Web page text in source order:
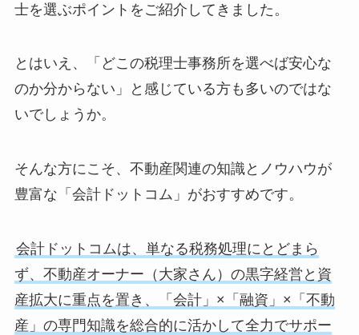
士を選ぶポイントをご紹介してきました。
とはいえ、「どこの税理士事務所を選べば安心な
のか分からない」と感じている方も多いのではな
いでしょうか。
そんな方にこそ、不動産関連の知識とノウハウが
豊富な「会計ドットコム」がおすすめです。
会計ドットコムは、単なる税務処理にとどまら
ず、不動産オーナー（大家さん）の黒字経営と資
産拡大に重点を置き、「会計」×「融資」×「不動
産」の専門知識を総合的に活かして全力でサポー